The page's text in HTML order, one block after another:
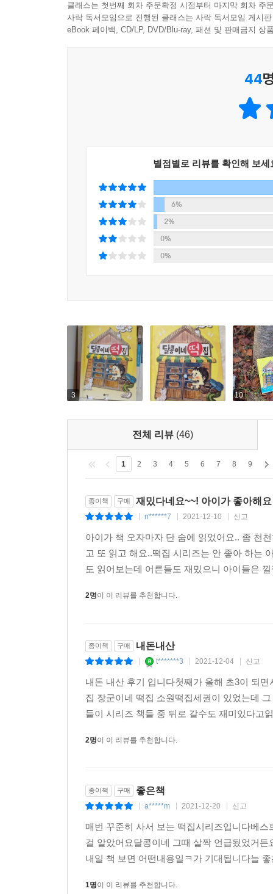
클래스는 첫번째 회차 주문확정 시점부터 마지막 회차 주
사락 독서모임으로 진행된 클래스는 사락 독서모임 게시
eBook 페이백, CD/LP, DVD/Blu-ray, 패션 및 판매금지 상
44
별점별로 리뷰를 확인해 보세
6%
2%
0%
0%
3 10
전체 리뷰 (46)
1 2 3 4 5 6 7 8 9
종이책 구매 재밌다네요~~! 아이가 좋아해요
n******7 2021-12-10 신고
아이가 책 오자마자 단 숨에 읽었어요.. 좀 천
고 또 읽고 해요..떡집 시리즈는 안 좋아 하는
도 읽어보는데 어른들도 재밌으니 아이들은
2명이 이 리뷰를 추천합니다.
종이책 구매 내돈내산
t*******3 2021-12-04 신고
내돈 내산 후기 입니다첫째가 올해 초3이 되
집 장군이네 떡집 소원떡집세권이 있었는데
들이 시리즈 책들 중 뒤로 갈수도 재미있다고
2명이 이 리뷰를 추천합니다.
종이책 구매 좋은책
a*****m 2021-12-20 신고
매번 꾸준히 사서 보는 떡집시리즈입니다베
걸 알았어요달콩이네 그때 살짝 언급됬었거
내일 책 보면 어떤내용일ㅋ가 기대됩니다늘
1명이 이 리뷰를 추천합니다.